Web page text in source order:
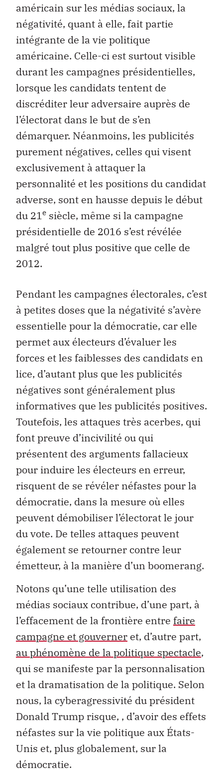
américain sur les médias sociaux, la
négativité, quant à elle, fait partie
intégrante de la vie politique
américaine. Celle-ci est surtout visible
durant les campagnes présidentielles,
lorsque les candidats tentent de
discréditer leur adversaire auprès de
l’électorat dans le but de s’en
démarquer. Néanmoins, les publicités
purement négatives, celles qui visent
exclusivement à attaquer la
personnalité et les positions du candidat
adverse, sont en hausse depuis le début
du 21e siècle, même si la campagne
présidentielle de 2016 s’est révélée
malgré tout plus positive que celle de
2012.
Pendant les campagnes électorales, c’est
à petites doses que la négativité s’avère
essentielle pour la démocratie, car elle
permet aux électeurs d’évaluer les
forces et les faiblesses des candidats en
lice, d’autant plus que les publicités
négatives sont généralement plus
informatives que les publicités positives.
Toutefois, les attaques très acerbes, qui
font preuve d’incivilité ou qui
présentent des arguments fallacieux
pour induire les électeurs en erreur,
risquent de se révéler néfastes pour la
démocratie, dans la mesure où elles
peuvent démobiliser l’électorat le jour
du vote. De telles attaques peuvent
également se retourner contre leur
émetteur, à la manière d’un boomerang.
Notons qu’une telle utilisation des
médias sociaux contribue, d’une part, à
l’effacement de la frontière entre faire
campagne et gouverner et, d’autre part,
au phénomène de la politique spectacle,
qui se manifeste par la personnalisation
et la dramatisation de la politique. Selon
nous, la cyberagressivité du président
Donald Trump risque, , d’avoir des effets
néfastes sur la vie politique aux États-
Unis et, plus globalement, sur la
démocratie.